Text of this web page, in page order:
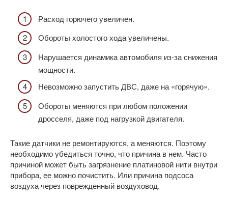
Расход горючего увеличен.
Обороты холостого хода увеличены.
Нарушается динамика автомобиля из-за снижения
мощности.
Невозможно запустить ДВС, даже на «горячую».
Обороты меняются при любом положении
дросселя, даже под нагрузкой двигателя.
Такие датчики не ремонтируются, а меняются. Поэтому
необходимо убедиться точно, что причина в нем. Часто
причиной может быть загрязнение платиновой нити внутри
прибора, ее можно почистить. Или причина подсоса
воздуха через поврежденный воздуховод.